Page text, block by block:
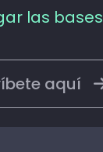
las bases
aquí